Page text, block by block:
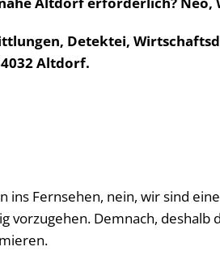
Detektei,
Altdorf.
ins Fernsehen, nein, wir sind
vorzugehen. Demnach,